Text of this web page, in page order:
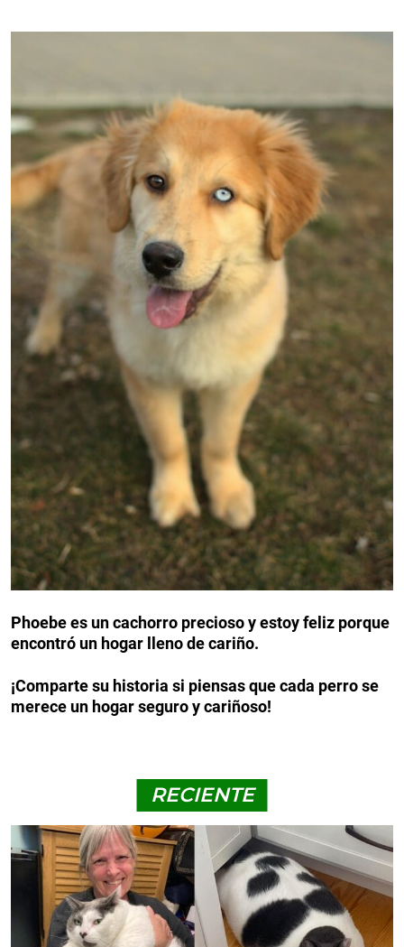
Phoebe es un cachorro precioso y estoy feliz porque
encontró un hogar lleno de cariño.
¡Comparte su historia si piensas que cada perro se
merece un hogar seguro y cariñoso!
RECIENTE